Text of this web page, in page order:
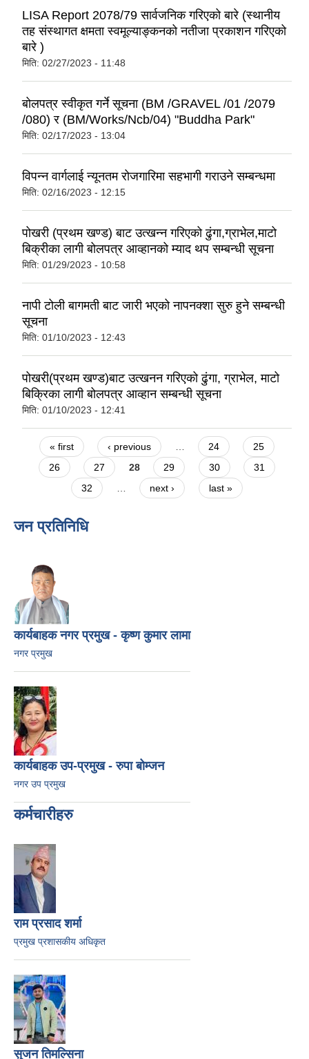
LISA Report 2078/79 सार्वजनिक गरिएको बारे (स्थानीय
तह संस्थागत क्षमता स्वमूल्याङ्कनको नतीजा प्रकाशन गरिएको
बारे )
मिति: 02/27/2023 - 11:48
बोलपत्र स्वीकृत गर्ने सूचना (BM /GRAVEL /01 /2079
/080) र (BM/Works/Ncb/04) "Buddha Park"
मिति: 02/17/2023 - 13:04
विपन्न वार्गलाई न्यूनतम रोजगारिमा सहभागी गराउने सम्बन्धमा
मिति: 02/16/2023 - 12:15
पोखरी (प्रथम खण्ड) बाट उत्खन्न गरिएको ढुंगा,ग्राभेल,माटो
बिक्रीका लागी बोलपत्र आव्हानको म्याद थप सम्बन्धी सूचना
मिति: 01/29/2023 - 10:58
नापी टोली बागमती बाट जारी भएको नापनक्शा सुरु हुने सम्बन्धी
सूचना
मिति: 01/10/2023 - 12:43
पोखरी(प्रथम खण्ड)बाट उत्खनन गरिएको ढुंगा, ग्राभेल, माटो
बिक्रिका लागी बोलपत्र आव्हान सम्बन्धी सूचना
मिति: 01/10/2023 - 12:41
Pages
« first ‹ previous 24
25
26
27 28 29 30
31
32
next › last »
जन प्रतिनिधि
कार्यबाहक नगर प्रमुख - कृष्ण कुमार लामा
नगर प्रमुख
कार्यबाहक उप-प्रमुख - रुपा बोम्जन
नगर उप प्रमुख
कर्मचारीहरु
राम प्रसाद शर्मा
प्रमुख प्रशासकीय अधिकृत
सुजन तिमल्सिना